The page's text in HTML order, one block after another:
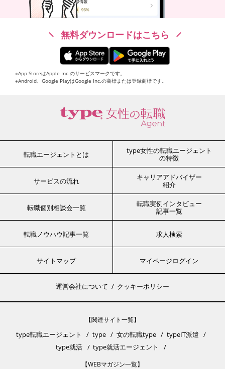
無料ダウンロードはこちら
※App StoreはApple Inc.のサービスマークです。
※Android、Google PlayはGoogle Inc.の商標または登録商標です。
転職エージェントとは
type女性の転職エージェント
の特徴
サービスの流れ
キャリアアドバイザー
紹介
転職個別相談会一覧
転職実例インタビュー
記事一覧
転職ノウハウ記事一覧 求人検索
サイトマップ マイページログイン
運営会社について クッキーポリシー
【関連サイト一覧】
type転職エージェント type 女の転職type
typeIT派遣
type就活
type就活エージェント
【WEBマガジン一覧】